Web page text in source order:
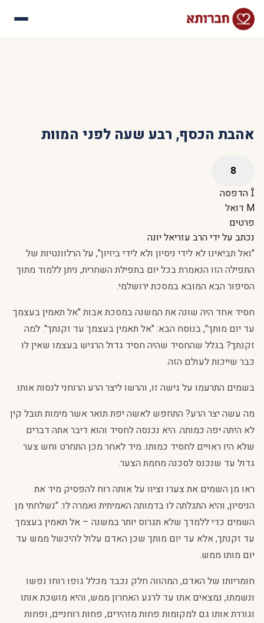
אהבת הכסף, רבע שעה לפני המוות
הדפסה
דואל
פרטים
נכתב על ידיהרב עזריאל יונה
"ואל תביאינו לא לידי ניסיון ולא לידי ביזיון", על הרלוונטיות של
התפילה הזו הנאמרת בכל יום בתפילת השחרית, ניתן ללמוד מתוך
הסיפור הבא המובא במסכת ירושלמי.
חסיד אחד היה שונה את המשנה במסכת אבות "אל תאמין בעצמך
עד יום מותך", בנוסח הבא: "אל תאמין בעצמך עד זקנתך". למה
זקנתך? בגלל שהחסיד שהיה חסיד גדול הרגיש בעצמו שאין לו
כבר שייכות לעולם הזה.
בשמים התרעמו על גישה זו, והרשו ליצר הרע הרוחני לנסות אותו.
מה עשה יצר הרע? התחפש לאשה יפת תואר אשר מימות תובל קין
לא היתה יפה כמותה. היא נכנסה לחסיד והוא דיבר אתה דברים
שלא היו ראויים לחסיד כמותו. מיד לאחר מכן התחרט וחש צער
גדול עד שנכנס לסכנה מחמת הצער.
ראו מן השמים את צערו וציוו על אותה רוח להפסיק מיד את
הניסיון, והיא התגלתה לו בדמותה האמיתית ואמרה לו: "נשלחתי מן
השמים כדי ללמדך שלא תגרוס יותר במשנה – אל תאמין בעצמך
עד זקנתך, אלא עד יום מותך שכן האדם עלול להיכשל ממש עד
יום מותו ממש.
חומריותו של האדם, המהווה חלק נכבד מכלל גופו רוחו נפשו
ונשמתו, נמצאים אתו עד לרגע האחרון ממש, והיא מושכת אותו
וגוררת אותו גם למקומות פחות מזהירים, פחות רוחניים, ופחות